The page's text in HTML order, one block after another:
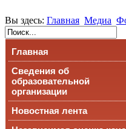
Вы здесь: Главная Медиа
Главная
Сведения об
образовательной
организации
Основные сведения
Структура и органы
Новостная лента